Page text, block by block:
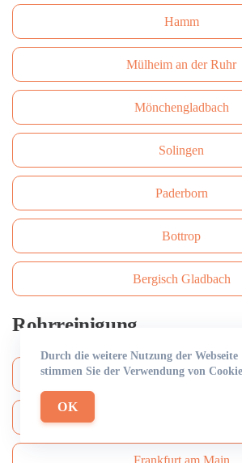
Hamm
Mülheim an der Ruhr
Mönchengladbach
Solingen
Paderborn
Bottrop
Bergisch Gladbach
Rohrreinigung
Köln
Frankfurt am Main
Durch die weitere Nutzung der Webseite
stimmen Sie der Verwendung von
OK